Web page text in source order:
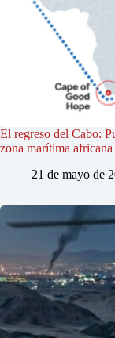
El regreso del Cabo:
zona marítima africana
21 de mayo de